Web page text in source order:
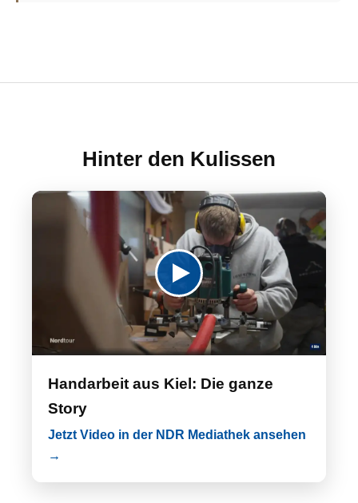
Hinter den Kulissen
Handarbeit aus Kiel: Die ganze
Story
Jetzt Video in der NDR Mediathek ansehen
→